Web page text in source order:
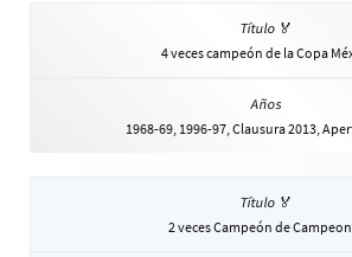
4 veces campeón de la Copa
1968-69, 1996-97, Clausura 2013,
2 veces Campeón de